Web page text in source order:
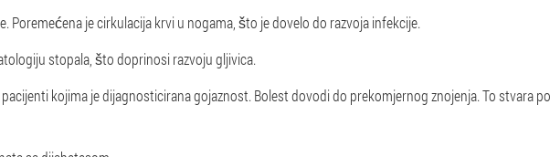
Poremećena je cirkulacija krvi u nogama, što je dovelo do razvoja infekcije.
stopala, što doprinosi razvoju gljivica.
kojima je dijagnosticirana gojaznost. Bolest dovodi do prekomjernog znojenja. To stvara